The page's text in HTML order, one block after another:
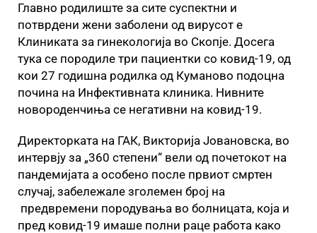
Главно родилиште за сите суспектни и
потврдени жени заболени од вирусот е
Клиниката за гинекологија во Скопје. Досега
тука се породиле три пациентки со ковид-19, од
кои 27 годишна родилка од Куманово подоцна
почина на Инфективната клиника. Нивните
новороденчиња се негативни на ковид-19.
Директорката на ГАК, Викторија Јовановска, во
интервју за „360 степени“ вели од почетокот на
пандемијата а особено после првиот смртен
случај, забележале зголемен број на
предвремени породувања во болницата, која и
пред ковид-19 имаше полни раце работа како